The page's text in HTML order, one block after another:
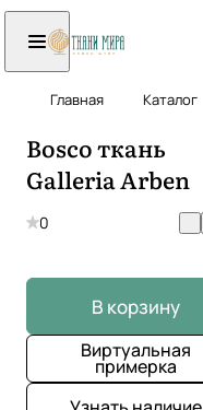
Главная Каталог
Bosco ткань
Galleria Arben
0
В корзину
Виртуальная
примерка